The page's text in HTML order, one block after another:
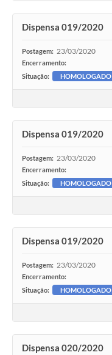
Dispensa 019/2020
Postagem: 23/03/2020
Encerramento:
Situação:
HOMOLOGADO
Dispensa 019/2020
Postagem: 23/03/2020
Encerramento:
Situação:
HOMOLOGADO
Dispensa 019/2020
Postagem: 23/03/2020
Encerramento:
Situação:
HOMOLOGADO
Dispensa 020/2020